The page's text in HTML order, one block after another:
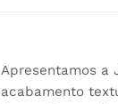
Apresentamos a
acabamento